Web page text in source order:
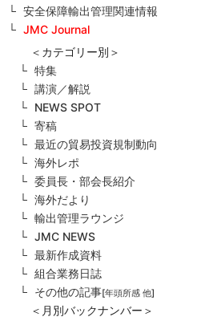
安全保障輸出管理関連情報
JMC Journal
＜カテゴリー別＞
特集
講演／解説
NEWS SPOT
寄稿
最近の貿易投資規制動向
海外レポ
委員長・部会長紹介
海外だより
輸出管理ラウンジ
JMC NEWS
最新作成資料
組合業務日誌
その他の記事[年頭所感 他]
＜月別バックナンバー＞